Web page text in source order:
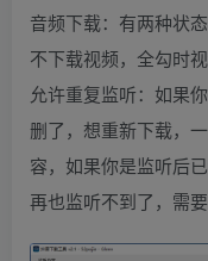
音频下载：有两种状
不下载视频，全勾时
允许重复监听：如果
删了，想重新下载，
容，如果你是监听后
再也监听不到了，需